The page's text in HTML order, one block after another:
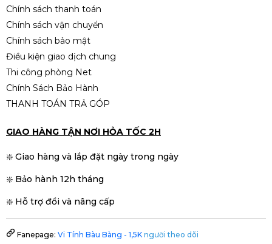
Chính sách thanh toán
Chính sách vận chuyển
Chính sách bảo mật
Điều kiện giao dịch chung
Thi công phòng Net
Chính Sách Bảo Hành
THANH TOÁN TRẢ GÓP
GIAO HÀNG TẬN NƠI HỎA TỐC 2H
❇️ Giao hàng và lắp đặt ngày trong ngày
❇️ Bảo hành 12h tháng
❇️ Hỗ trợ đổi và nâng cấp
Fanepage: Vi Tính Bàu Bàng - 1,5K người theo dõi